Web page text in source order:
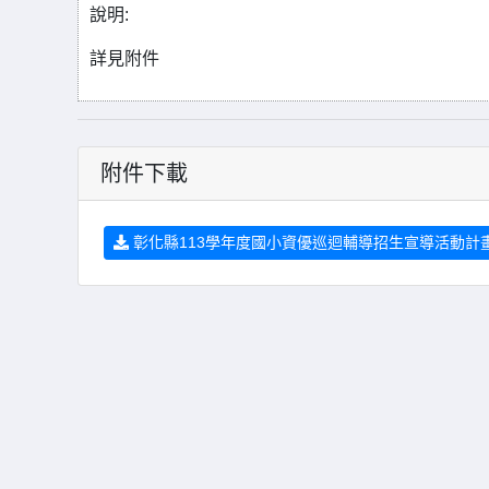
說明:
詳見附件
附件下載
彰化縣113學年度國小資優巡迴輔導招生宣導活動計